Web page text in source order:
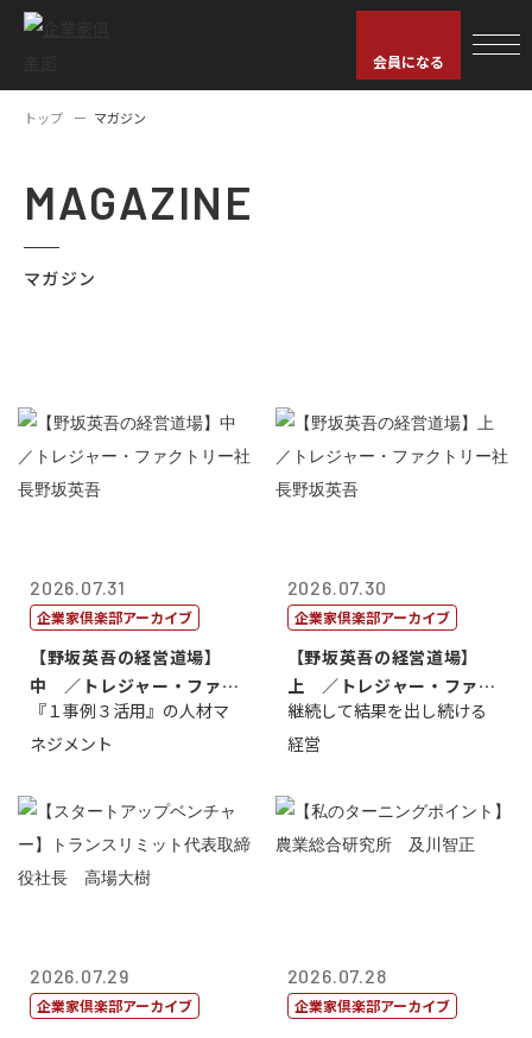
会員になる
トップ マガジン
MAGAZINE
マガジン
2026.07.31
企業家倶楽部アーカイブ
【野坂英吾の経営道場】
中 ／トレジャー・ファク
トリー社長野坂...
『１事例３活用』の人材マ
ネジメント
2026.07.30
企業家倶楽部アーカイブ
【野坂英吾の経営道場】
上 ／トレジャー・ファク
トリー社長野坂...
継続して結果を出し続ける
経営
2026.07.29
企業家倶楽部アーカイブ
2026.07.28
企業家倶楽部アーカイブ